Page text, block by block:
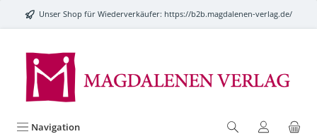
springenUnser Shop für Wiederverkäufer: https://b2b.magdalenen-verlag.de/
Navigation